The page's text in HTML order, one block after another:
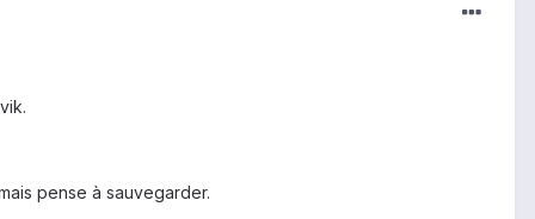
pense à sauvegarder.